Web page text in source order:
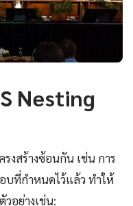
Nesting
รงสร้างซ้อนกัน เช่น การ
บที่กำหนดไว้แล้ว ทำให้
วอย่างเช่น: